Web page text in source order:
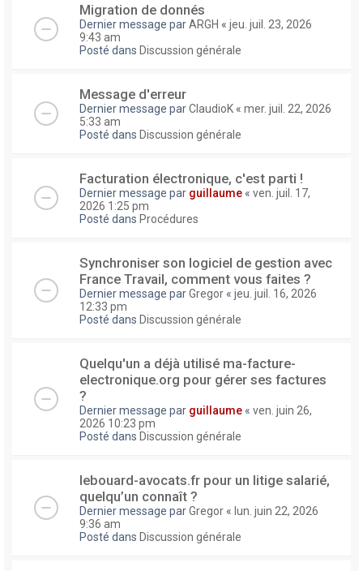
Migration de donnés
Dernier message parARGH « jeu. juil. 23, 2026
9:43 am
Posté dans Discussion générale
Message d'erreur
Dernier message parClaudioK « mer. juil. 22, 2026
5:33 am
Posté dans Discussion générale
Facturation électronique, c'est parti !
Dernier message par guillaume « ven. juil. 17,
2026 1:25 pm
Posté dans Procédures
Synchroniser son logiciel de gestion avec
France Travail, comment vous faites ?
Dernier message parGregor « jeu. juil. 16, 2026
12:33 pm
Posté dans Discussion générale
Quelqu'un a déjà utilisé ma-facture-
electronique.org pour gérer ses factures
?
Dernier message par guillaume « ven. juin 26,
2026 10:23 pm
Posté dans Discussion générale
lebouard-avocats.fr pour un litige salarié,
quelqu’un connaît ?
Dernier message parGregor « lun. juin 22, 2026
9:36 am
Posté dans Discussion générale